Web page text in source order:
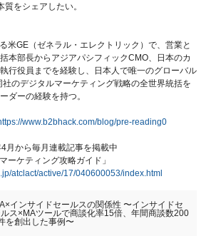
をシェアしたい。
米GE（ゼネラル・エレクトリック）で、営業と
本部長からアジアパシフィックCMO、日本のカ
行役員までを経験し、日本人で唯一のグローバル
のデジタルマーケティング戦略の全世界統括を
ダーの経験を持つ。
www.b2bhack.com/blog/pre-reading0
月から毎月連載記事を掲載中
ーケティング攻略ガイド」
atclact/active/17/040600053/index.html
インサイドセールスの関係性 〜インサイドセ
ス×MAツールで商談化率15倍、年間商談数200
を創出した事例〜